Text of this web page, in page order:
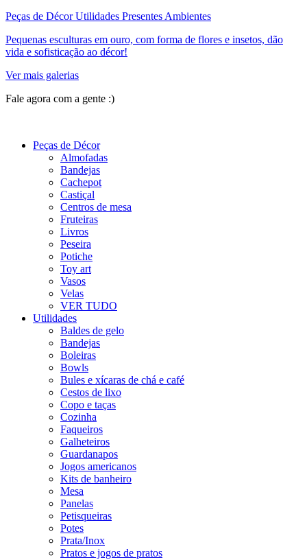
Peças de Décor Utilidades Presentes Ambientes
Pequenas esculturas em ouro, com forma de flores e insetos, dão
vida e sofisticação ao décor!
Ver mais galerias
Fale agora com a gente :)
Peças de Décor
Almofadas
Bandejas
Cachepot
Castiçal
Centros de mesa
Fruteiras
Livros
Peseira
Potiche
Toy art
Vasos
Velas
VER TUDO
Utilidades
Baldes de gelo
Bandejas
Boleiras
Bowls
Bules e xícaras de chá e café
Cestos de lixo
Copo e taças
Cozinha
Faqueiros
Galheteiros
Guardanapos
Jogos americanos
Kits de banheiro
Mesa
Panelas
Petisqueiras
Potes
Prata/Inox
Pratos e jogos de pratos